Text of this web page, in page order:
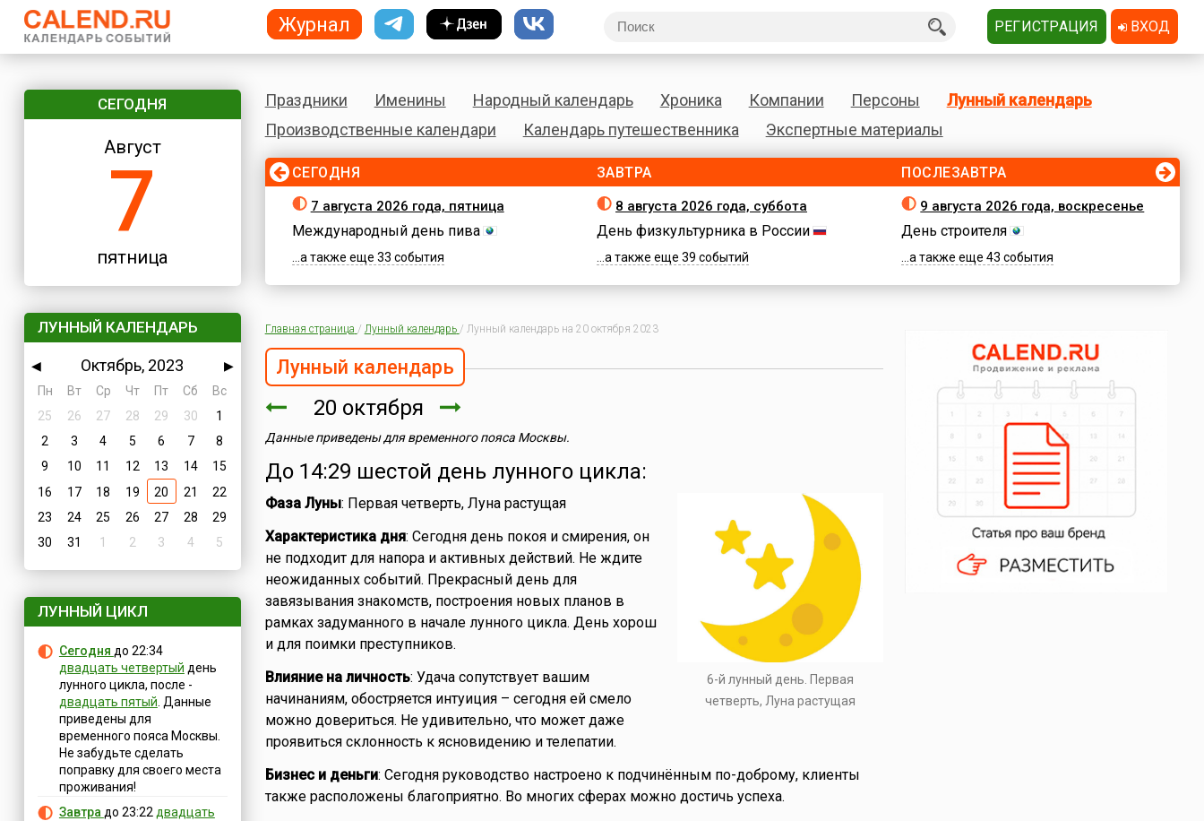
СЕГОДНЯ
Август
7
пятница
ЛУННЫЙ КАЛЕНДАРЬ
◀ Октябрь, 2023
▶
Пн
Вт Ср Чт Пт Сб
Вс
25
26 27 28 29 30
1
2
3 4 5 6 7
8
9
10 11 12 13 14
15
16
17 18 19 20 21
22
23
24 25 26 27 28
29
30
31 1 2 3 4 5
ЛУННЫЙ ЦИКЛ
Сегодня до 22:34
двадцать четвертый день
лунного цикла, после -
двадцать пятый . Данные
приведены для
временного пояса Москвы.
Не забудьте сделать
поправку для своего места
проживания!
Завтра до 23:22 двадцать
Праздники Именины Народный календарь Хроника Компании Персоны
Лунный календарь
Производственные календари
Календарь путешественника Экспертные материалы
СЕГОДНЯ
7 августа 2026 года, пятница
Международный день пива
...а также еще 33 события
ЗАВТРА
8 августа 2026 года, суббота
День физкультурника в России
...а также еще 39 событий
ПОСЛЕЗАВТРА
9 августа 2026 года, воскресенье
День строителя
...а также еще 43 события
Главная страница / Лунный календарь / Лунный календарь на 20 октября 2023
Лунный календарь
20 октября
Данные приведены для временного пояса Москвы.
До 14:29 шестой день лунного цикла:
6-й лунный день. Первая
четверть, Луна растущая
Фаза Луны: Первая четверть, Луна растущая
Характеристика дня: Сегодня день покоя и смирения, он
не подходит для напора и активных действий. Не ждите
неожиданных событий. Прекрасный день для
завязывания знакомств, построения новых планов в
рамках задуманного в начале лунного цикла. День хорош
и для поимки преступников.
Влияние на личность: Удача сопутствует вашим
начинаниям, обостряется интуиция – сегодня ей смело
можно довериться. Не удивительно, что может даже
проявиться склонность к ясновидению и телепатии.
Бизнес и деньги: Сегодня руководство настроено к подчинённым по-доброму, клиенты
также расположены благоприятно. Во многих сферах можно достичь успеха.
Журнал РЕГИСТРАЦИЯ ВХОД